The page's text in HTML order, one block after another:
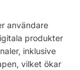
användare
produkter
inklusive
vilket ökar